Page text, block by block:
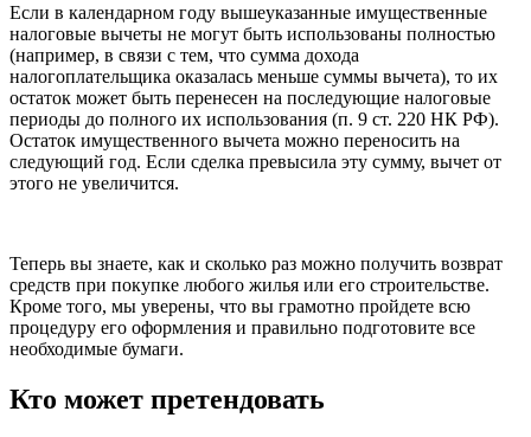
Если в календарном году вышеуказанные имущественные
налоговые вычеты не могут быть использованы полностью
(например, в связи с тем, что сумма дохода
налогоплательщика оказалась меньше суммы вычета), то их
остаток может быть перенесен на последующие налоговые
периоды до полного их использования (п. 9 ст. 220 НК РФ).
Остаток имущественного вычета можно переносить на
следующий год. Если сделка превысила эту сумму, вычет от
этого не увеличится.
Теперь вы знаете, как и сколько раз можно получить возврат
средств при покупке любого жилья или его строительстве.
Кроме того, мы уверены, что вы грамотно пройдете всю
процедуру его оформления и правильно подготовите все
необходимые бумаги.
Кто может претендовать